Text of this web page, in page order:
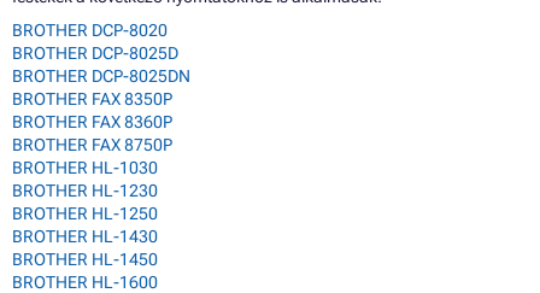
BROTHER DCP-8020
BROTHER DCP-8025D
BROTHER DCP-8025DN
BROTHER FAX 8350P
BROTHER FAX 8360P
BROTHER FAX 8750P
BROTHER HL-1030
BROTHER HL-1230
BROTHER HL-1250
BROTHER HL-1430
BROTHER HL-1450
BROTHER HL-1600